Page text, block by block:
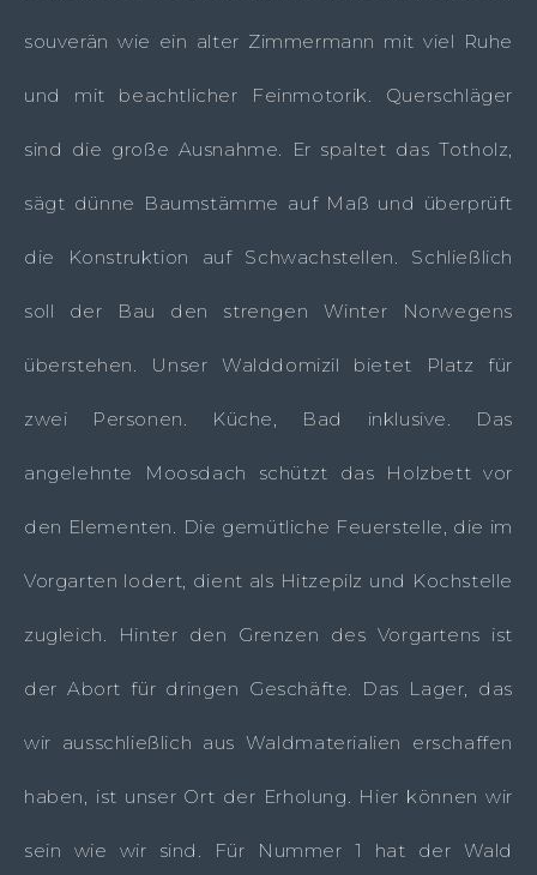
souverän wie ein alter Zimmermann mit viel Ruhe
und mit beachtlicher Feinmotorik. Querschläger
sind die große Ausnahme. Er spaltet das Totholz,
sägt dünne Baumstämme auf Maß und überprüft
die Konstruktion auf Schwachstellen. Schließlich
soll der Bau den strengen Winter Norwegens
überstehen. Unser Walddomizil bietet Platz für
zwei Personen. Küche, Bad inklusive. Das
angelehnte Moosdach schützt das Holzbett vor
den Elementen. Die gemütliche Feuerstelle, die im
Vorgarten lodert, dient als Hitzepilz und Kochstelle
zugleich. Hinter den Grenzen des Vorgartens ist
der Abort für dringen Geschäfte. Das Lager, das
wir ausschließlich aus Waldmaterialien erschaffen
haben, ist unser Ort der Erholung. Hier können wir
sein wie wir sind. Für Nummer 1 hat der Wald